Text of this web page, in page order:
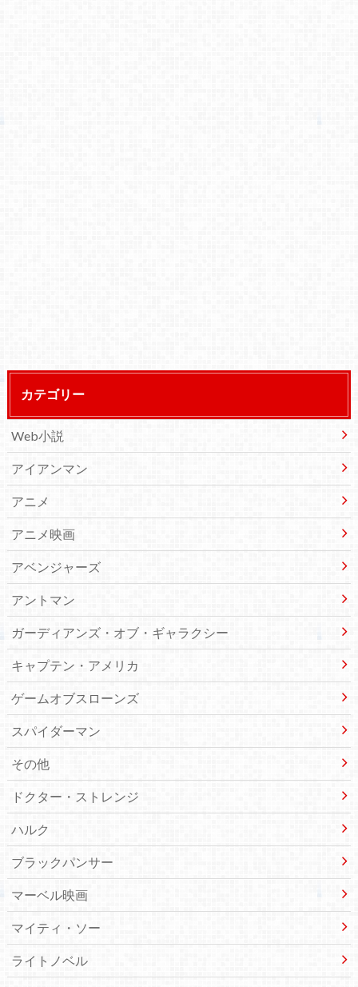
カテゴリー
Web小説
アイアンマン
アニメ
アニメ映画
アベンジャーズ
アントマン
ガーディアンズ・オブ・ギャラクシー
キャプテン・アメリカ
ゲームオブスローンズ
スパイダーマン
その他
ドクター・ストレンジ
ハルク
ブラックパンサー
マーベル映画
マイティ・ソー
ライトノベル